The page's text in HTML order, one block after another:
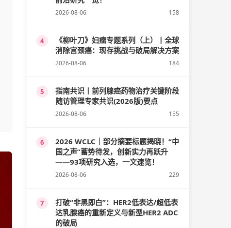
2026-08-06 158
4
《柳叶刀》妇瘤专题系列（上）丨全球
消除宫颈癌：现存挑战与破局解决方案
2026-08-06 184
5
指南共识丨前列腺癌药物治疗关键阶段
随访管理专家共识(2026版)要点
2026-08-06 155
6
2026 WCLC｜部分摘要标题揭晓！“中
国之声”蓄势待发，创新实力再跃升
——93项研究入选，一文速览！
2026-08-06 229
7
打破“非黑即白”：HER2低表达/超低表
达乳腺癌的重新定义与新型HER2 ADC
的破局